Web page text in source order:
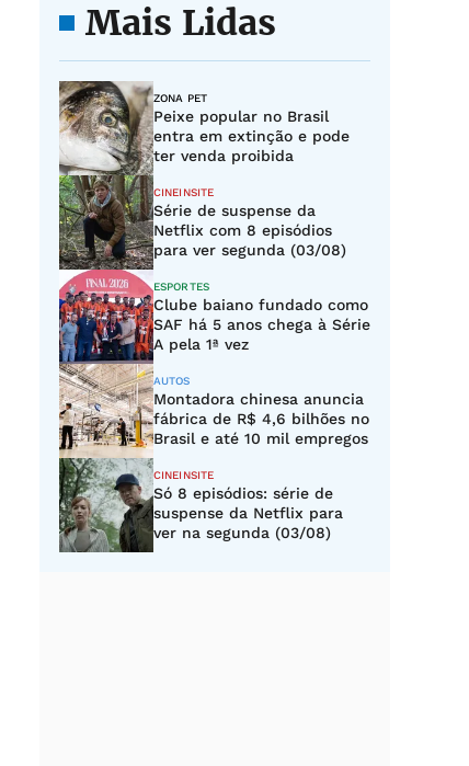
Mais Lidas
ZONA PET
Peixe popular no Brasil
entra em extinção e pode
ter venda proibida
CINEINSITE
Série de suspense da
Netflix com 8 episódios
para ver segunda (03/08)
ESPORTES
Clube baiano fundado como
SAF há 5 anos chega à Série
A pela 1ª vez
AUTOS
Montadora chinesa anuncia
fábrica de R$ 4,6 bilhões no
Brasil e até 10 mil empregos
CINEINSITE
Só 8 episódios: série de
suspense da Netflix para
ver na segunda (03/08)